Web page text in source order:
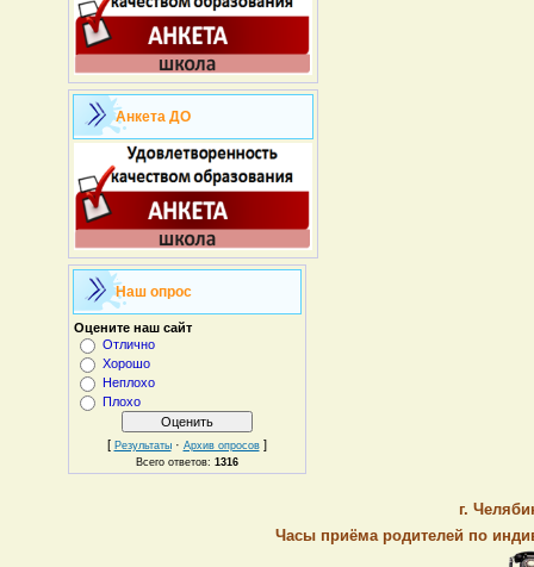
Анкета ДО
Наш опрос
Оцените наш сайт
Отлично
Хорошо
Неплохо
Плохо
[ Результаты· Архив опросов]
Всего ответов: 1316
г.
Часы приёма родителей по